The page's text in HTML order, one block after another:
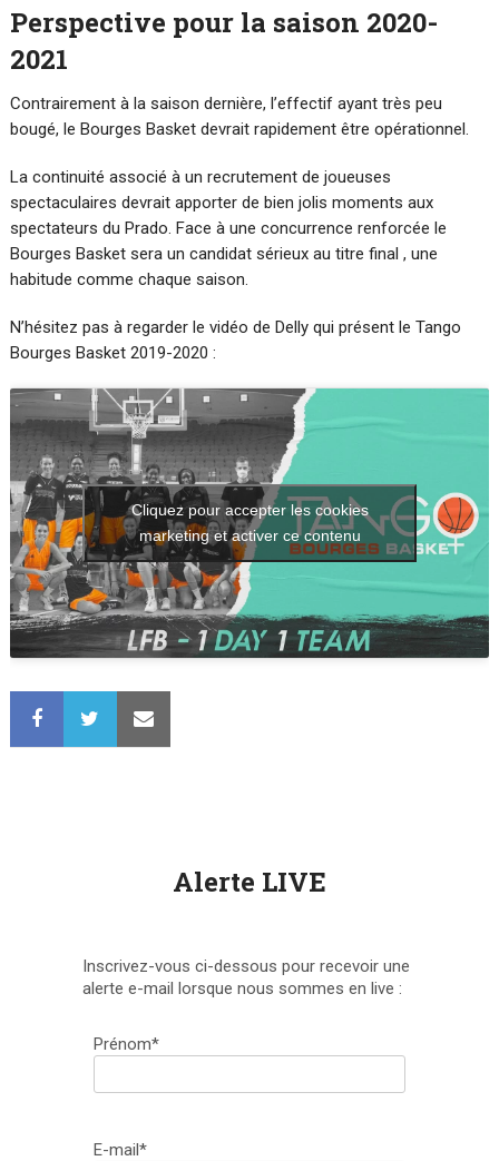
Perspective pour la saison 2020-
2021
Contrairement à la saison dernière, l’effectif ayant très peu
bougé, le Bourges Basket devrait rapidement être opérationnel.
La continuité associé à un recrutement de joueuses
spectaculaires devrait apporter de bien jolis moments aux
spectateurs du Prado. Face à une concurrence renforcée le
Bourges Basket sera un candidat sérieux au titre final , une
habitude comme chaque saison.
N’hésitez pas à regarder le vidéo de Delly qui présent le Tango
Bourges Basket 2019-2020 :
Cliquez pour accepter les cookies
marketing et activer ce contenu
Alerte LIVE
Inscrivez-vous ci-dessous pour recevoir une
alerte e-mail lorsque nous sommes en live :
Prénom*
E-mail*